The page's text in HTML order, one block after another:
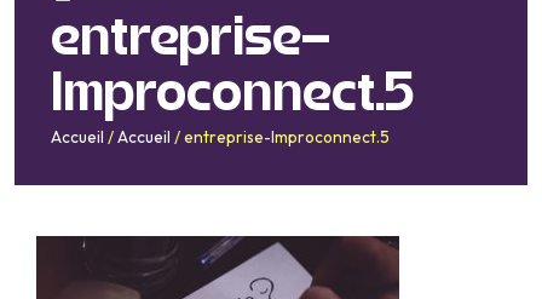
entreprise-
Improconnect.5
Accueil /Accueil /entreprise-Improconnect.5